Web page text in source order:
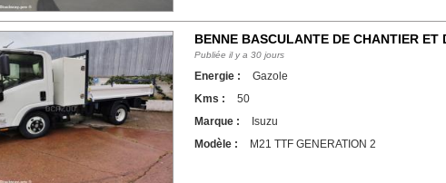
BENNE BASCULANTE DE CHANTIER ET
M21 TTF GENERATION 2
Publiée il y a 30 jours
Energie :
Gazole
Kms :
50
Marque :
Isuzu
Modèle :
M21 TTF GENERATION 2